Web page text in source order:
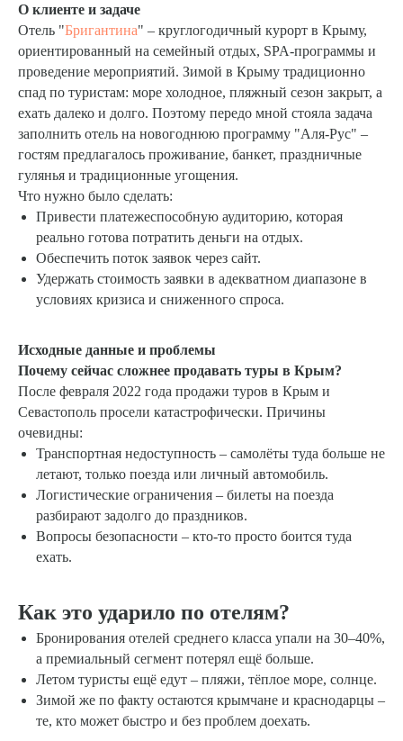
О клиенте и задаче
Отель "Бригантина" – круглогодичный курорт в Крыму,
ориентированный на семейный отдых, SPA-программы и
проведение мероприятий. Зимой в Крыму традиционно
спад по туристам: море холодное, пляжный сезон закрыт, а
ехать далеко и долго. Поэтому передо мной стояла задача
заполнить отель на новогоднюю программу "Аля-Рус" –
гостям предлагалось проживание, банкет, праздничные
гулянья и традиционные угощения.
Что нужно было сделать:
Привести платежеспособную аудиторию, которая
реально готова потратить деньги на отдых.
Обеспечить поток заявок через сайт.
Удержать стоимость заявки в адекватном диапазоне в
условиях кризиса и сниженного спроса.
Исходные данные и проблемы
Почему сейчас сложнее продавать туры в Крым?
После февраля 2022 года продажи туров в Крым и
Севастополь просели катастрофически. Причины
очевидны:
Транспортная недоступность – самолёты туда больше не
летают, только поезда или личный автомобиль.
Логистические ограничения – билеты на поезда
разбирают задолго до праздников.
Вопросы безопасности – кто-то просто боится туда
ехать.
Как это ударило по отелям?
Бронирования отелей среднего класса упали на 30–40%,
а премиальный сегмент потерял ещё больше.
Летом туристы ещё едут – пляжи, тёплое море, солнце.
Зимой же по факту остаются крымчане и краснодарцы –
те, кто может быстро и без проблем доехать.